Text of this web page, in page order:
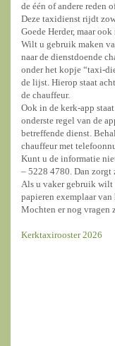
de één of andere reden
Deze taxidienst rijdt
Goede Herder, maar
Wilt u gebruik maken
naar de dienstdoende
onder het kopje “taxi-
de lijst. Hierop staat
de chauffeur.
Ook in de kerk-app
onderste regel van de
betreffende dienst.
chauffeur met
Kunt u de informatie
– 5228 4780. Dan
Als u vaker gebruik wilt
papieren exemplaar
Mochten er nog vragen
Kerktaxirooster 2026